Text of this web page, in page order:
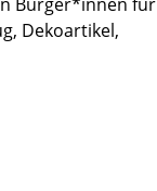
Dekoartikel,